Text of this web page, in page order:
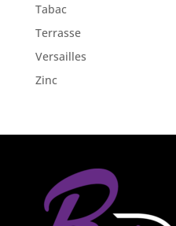
Tabac
Terrasse
Versailles
Zinc